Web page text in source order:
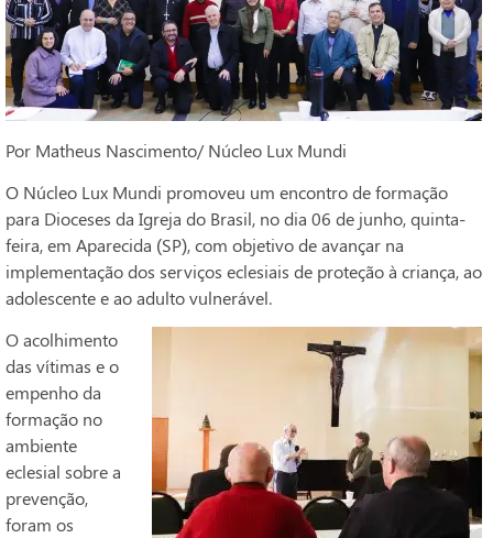
Por Matheus Nascimento/ Núcleo Lux Mundi
O Núcleo Lux Mundi promoveu um encontro de formação
para Dioceses da Igreja do Brasil, no dia 06 de junho, quinta-
feira, em Aparecida (SP), com objetivo de avançar na
implementação dos serviços eclesiais de proteção à criança, ao
adolescente e ao adulto vulnerável.
O acolhimento
das vítimas e o
empenho da
formação no
ambiente
eclesial sobre a
prevenção,
foram os